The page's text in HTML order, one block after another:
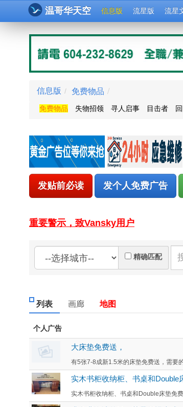
温哥华天空 信息版 流星版 流星
信息版 / 免费物品 /
免费物品 失物招领 寻人启事 目击者
发贴前必读 发个人免费广告
重要警示，致Vansky用户
精确匹配
列表 画廊 地图
个人广告
大床垫免费送，
有5张7-8成新1.5米的床垫免费送，需要
实木书柜收纳柜、书桌和Double
实木书柜收纳柜、书桌和Double床垫免